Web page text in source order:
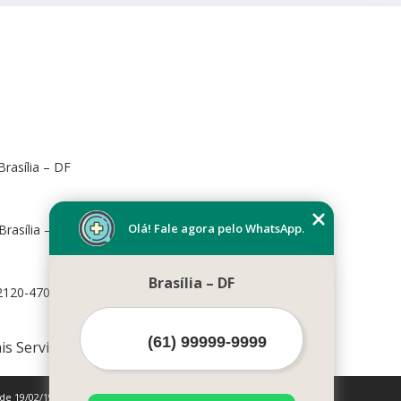
– DF
– DF, 70673-416
470
Serviços
19/02/1998)
Olá! Fale agora pelo WhatsApp.
Brasília – DF